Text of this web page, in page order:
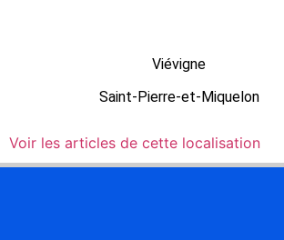
Viévigne
Saint-Pierre-et-Miquelon
Voir les articles de cette localisation